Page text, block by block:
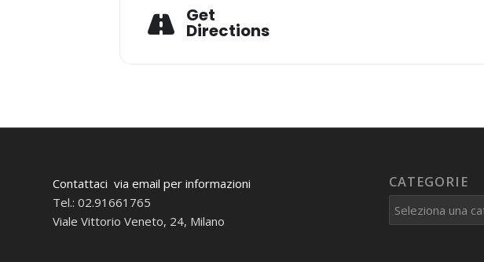
Get
Directions
Contattaci via email per informazioni
Tel.: 02.91661765
Viale Vittorio Veneto, 24, Milano
CATEGORIE
Categorie